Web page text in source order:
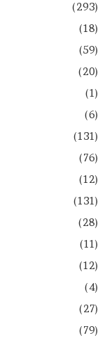
(293)
(18)
(59)
(20)
(1)
(6)
(131)
(76)
(12)
(131)
(28)
(11)
(12)
(4)
(27)
(79)